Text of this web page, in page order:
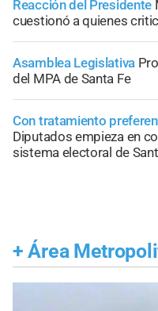
Reacción del Presidente
cuestionó a quienes
Asamblea Legislativa
del MPA de Santa Fe
Con tratamiento
Diputados empieza en
sistema electoral de
+ Área